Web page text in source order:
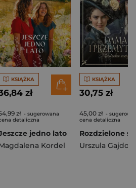
KSIĄŻKA
zł
zł - sugerowana
detaliczna
jedno lato
Kordel
KSIĄŻKA
30,75 zł
45,00 zł -
cena detaliczna
Urszula